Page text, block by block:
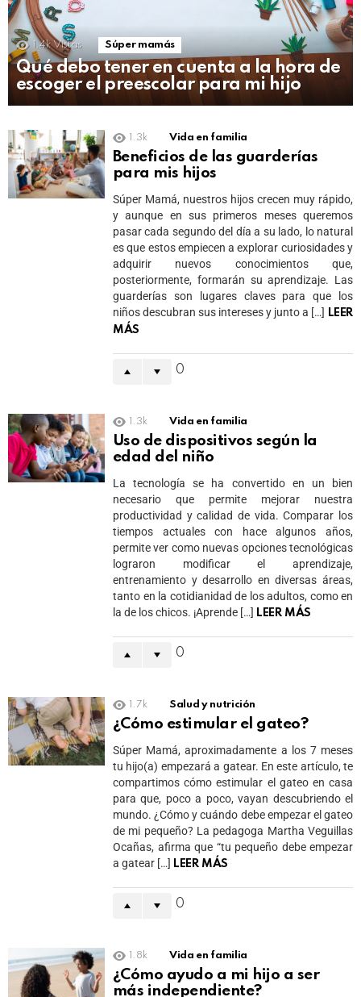
1.4k Vistas Súper mamás
Qué debo tener en cuenta a la hora de
escoger el preescolar para mi hijo
1.3k Vida en familia
Beneficios de las guarderías
para mis hijos
Súper Mamá, nuestros hijos crecen muy rápido,
y aunque en sus primeros meses queremos
pasar cada segundo del día a su lado, lo natural
es que estos empiecen a explorar curiosidades y
adquirir nuevos conocimientos que,
posteriormente, formarán su aprendizaje. Las
guarderías son lugares claves para que los
niños descubran sus intereses y junto a […]
LEER
MÁS
0
1.3k Vida en familia
Uso de dispositivos según la
edad del niño
La tecnología se ha convertido en un bien
necesario que permite mejorar nuestra
productividad y calidad de vida. Comparar los
tiempos actuales con hace algunos años,
permite ver como nuevas opciones tecnológicas
lograron modificar el aprendizaje,
entrenamiento y desarrollo en diversas áreas,
tanto en la cotidianidad de los adultos, como en
la de los chicos. ¡Aprende […] LEER MÁS
0
1.7k Salud y nutrición
¿Cómo estimular el gateo?
Súper Mamá, aproximadamente a los 7 meses
tu hijo(a) empezará a gatear. En este artículo, te
compartimos cómo estimular el gateo en casa
para que, poco a poco, vayan descubriendo el
mundo. ¿Cómo y cuándo debe empezar el gateo
de mi pequeño? La pedagoga Martha Veguillas
Ocañas, afirma que “tu pequeño debe empezar
a gatear […] LEER MÁS
0
1.8k Vida en familia
¿Cómo ayudo a mi hijo a ser
más independiente?